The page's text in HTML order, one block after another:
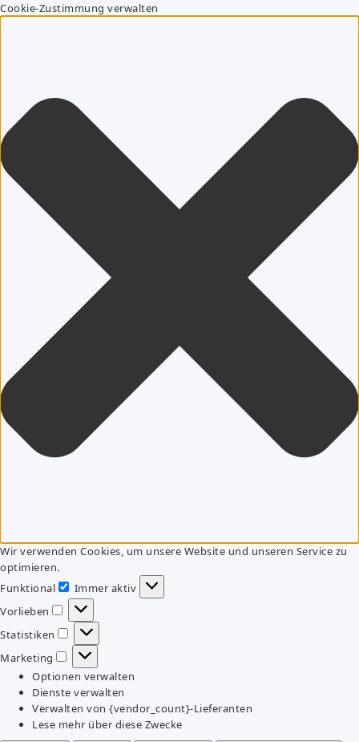
Cookie-Zustimmung verwalten
Wir verwenden Cookies, um unsere Website und unseren Service zu
optimieren.
Funktional
Funktional
Immer aktiv
Vorlieben
Vorlieben
Statistiken
Statistiken
Marketing
Marketing
Optionen verwalten
Dienste verwalten
Verwalten von {vendor_count}-Lieferanten
Lese mehr über diese Zwecke